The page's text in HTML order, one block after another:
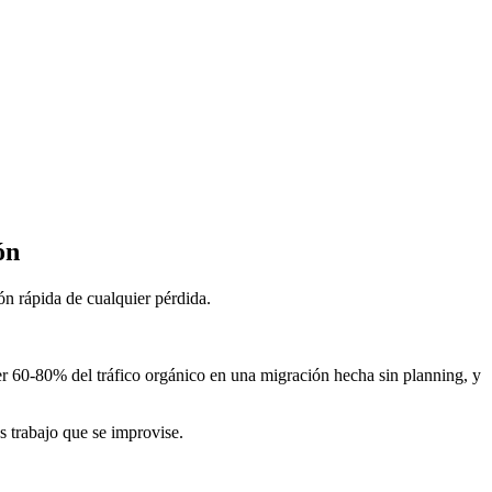
rápida de cualquier pérdida.
60-80% del tráfico orgánico en una migración hecha sin planning, y
trabajo que se improvise.